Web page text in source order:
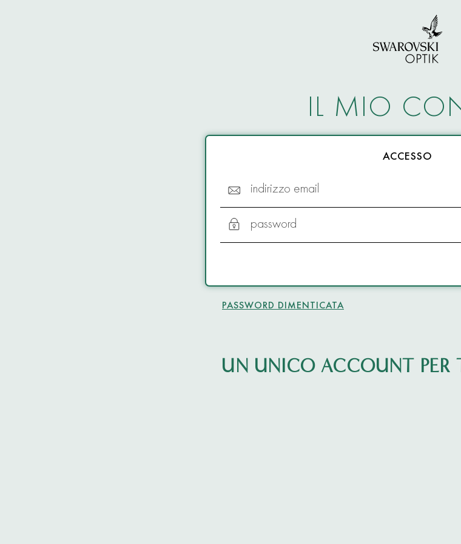
IL MIO
ACCESSO
indirizzo email
password
PASSWORD DIMENTICATA
UN UNICO ACCOUNT PER